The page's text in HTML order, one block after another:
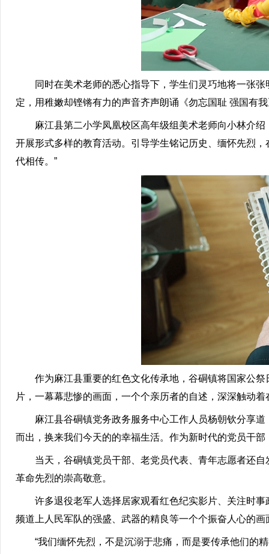
同时在美术老师的悉心指导下，学生们灵巧地将一张张
定，用稚嫩却铿锵有力的声音齐声朗诵《勿忘国耻 强国有
麻江县第二小学凤凰校区高年级组美术老师向小林介绍
开展形式多样的教育活动。引导学生铭记历史、缅怀先烈
代相传。”
作为麻江县重要的红色文化传承地，谷硐镇将国家公祭
片，一幕幕悲惨的画面，一个个亲历者的自述，深深触动
麻江县谷硐镇党务政务服务中心工作人员杨朝钦分享道
而出，换来我们今天的的幸福生活。作为新时代的党员干
当天，谷硐镇党员干部、老党员代表、青年志愿者还自
革命先烈的崇高敬意。
许多退役老军人选择居家观看红色纪实影片、关注时事
频道上人民军队的强盛、武器的精良等一个个振奋人心的
“我们缅怀先烈，不是沉溺于悲痛，而是要传承他们的精